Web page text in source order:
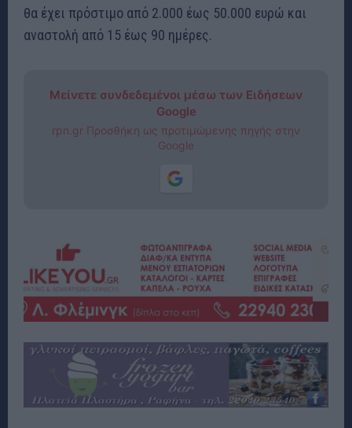
θα έχει πρόστιμο από 2.000 έως 50.000 ευρώ και
αναστολή από 15 έως 90 ημέρες.
Μείνετε συνδεδεμένοι μέσω των Ειδήσεων
Google
rpn.gr Προσθήκη ως προτιμώμενης πηγής στην
Google